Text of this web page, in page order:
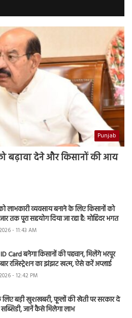
Punjab
बढ़ावा देने और किसानों की आय
लाभकारी व्यवसाय बनाने के लिए किसानों को
तक पूरा सहयोग दिया जा रहा है: मोहिंदर भगत
- 11:43 AM
Card बनेगा किसानों की पहचान, मिलेंगे भरपूर
रजिस्ट्रेशन का झंझट खत्म, ऐसे करें अप्लाई
- 12:42 PM
लिए बड़ी खुशखबरी, फूलों की खेती पर सरकार दे
जानें कैसे मिलेगा लाभ